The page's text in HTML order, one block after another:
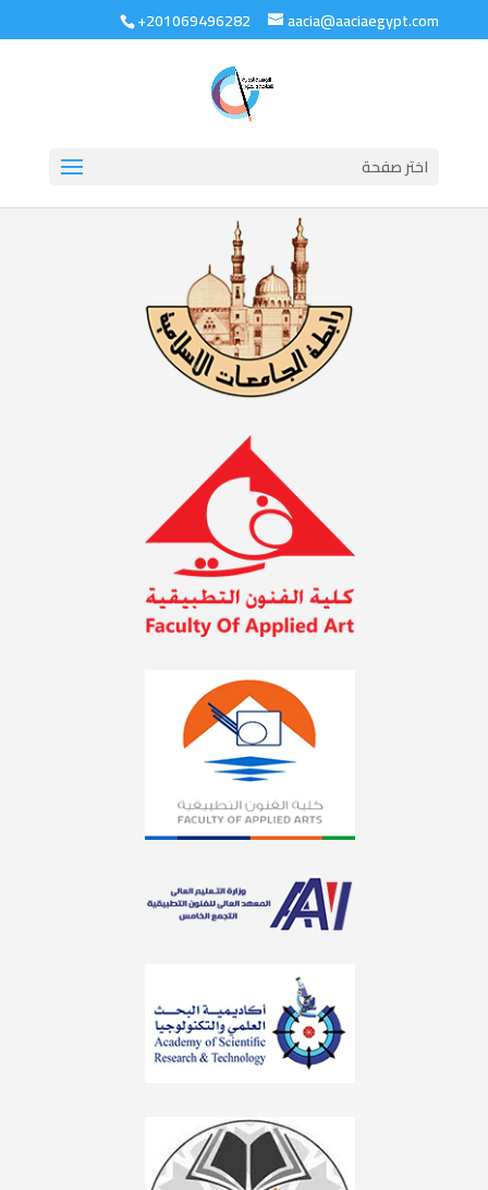
+201069496282 aacia@aaciaegypt.com
اختر صفحة